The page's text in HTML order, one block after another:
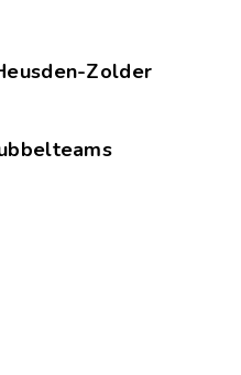
Zolder